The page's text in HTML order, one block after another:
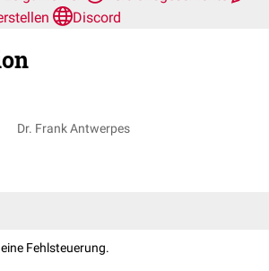
Discord
Dr. Frank Antwerpes
Fehlsteuerung.